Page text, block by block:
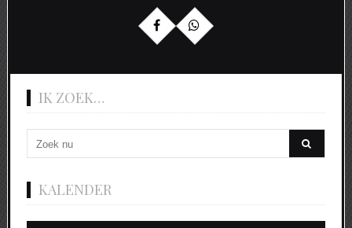
IK ZOEK…
KALENDER